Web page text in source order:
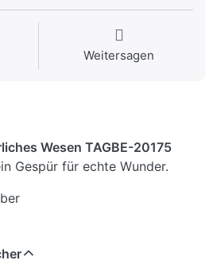
Weitersagen
Wesen TAGBE-20175
Gespür für echte Wunder.